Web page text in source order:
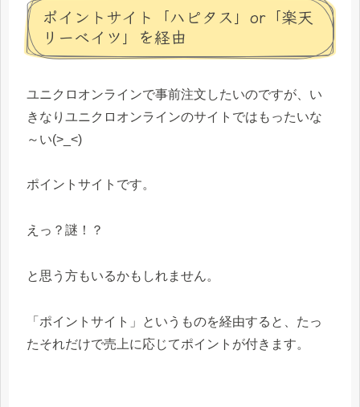
ポイントサイト「ハピタス」or「楽天
リーベイツ」を経由
ユニクロオンラインで事前注文したいのですが、い
きなりユニクロオンラインのサイトではもったいな
～い(>_<)
ポイントサイトです。
えっ？謎！？
と思う方もいるかもしれません。
「ポイントサイト」というものを経由すると、たっ
たそれだけで売上に応じてポイントが付きます。